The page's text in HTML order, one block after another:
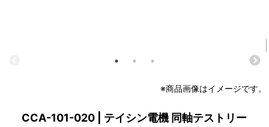
※商品画像はイメージです。
CCA-101-020 | テイシン電機 同軸テストリー